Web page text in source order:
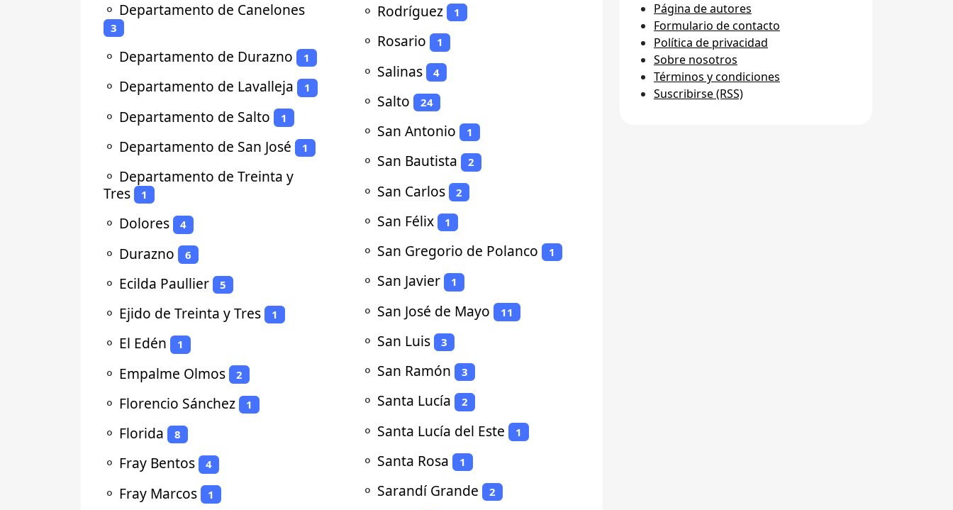
⚬ Departamento de Canelones
3
⚬ Departamento de Durazno 1
⚬ Departamento de Lavalleja 1
⚬ Departamento de Salto 1
⚬ Departamento de San José 1
⚬ Departamento de Treinta y
Tres
1
⚬ Dolores 4
⚬ Durazno 6
⚬ Ecilda Paullier 5
⚬ Ejido de Treinta y Tres 1
⚬ El Edén 1
⚬ Empalme Olmos 2
⚬ Florencio Sánchez 1
⚬ Florida 8
⚬ Fray Bentos 4
⚬ Fray Marcos 1
⚬ Rodríguez 1
⚬ Rosario 1
⚬ Salinas 4
⚬ Salto 24
⚬ San Antonio 1
⚬ San Bautista 2
⚬ San Carlos 2
⚬ San Félix 1
⚬ San Gregorio de Polanco 1
⚬ San Javier 1
⚬ San José de Mayo 11
⚬ San Luis 3
⚬ San Ramón 3
⚬ Santa Lucía 2
⚬ Santa Lucía del Este 1
⚬ Santa Rosa 1
⚬ Sarandí Grande 2
Página de autores
Formulario de contacto
Política de privacidad
Sobre nosotros
Términos y condiciones
Suscribirse (RSS)